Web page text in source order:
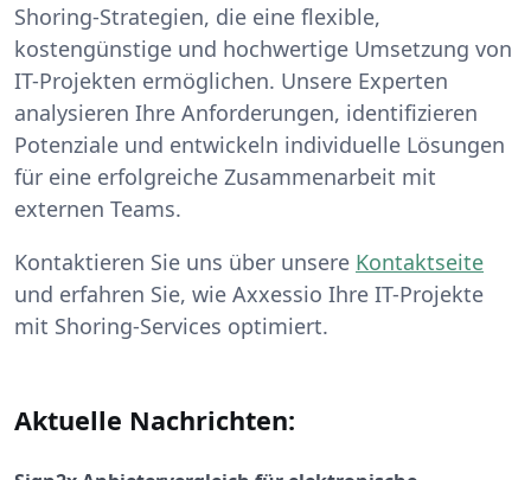
Shoring-Strategien, die eine flexible,
kostengünstige und hochwertige Umsetzung von
IT-Projekten ermöglichen. Unsere Experten
analysieren Ihre Anforderungen, identifizieren
Potenziale und entwickeln individuelle Lösungen
für eine erfolgreiche Zusammenarbeit mit
externen Teams.
Kontaktieren Sie uns über unsere Kontaktseite
und erfahren Sie, wie Axxessio Ihre IT-Projekte
mit Shoring-Services optimiert.
Aktuelle Nachrichten: